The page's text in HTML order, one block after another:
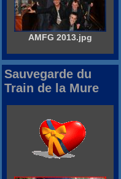
AMFG 2013.jpg
Sauvegarde du
Train de la Mure